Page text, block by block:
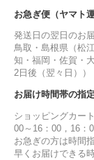
お急ぎ便（ヤマト運
発送日の翌日のお
鳥取・島根県（松
知・福岡・佐賀・
2日後（翌々日））
お届け時間帯の指
ショッピングカー
00～16：00，16：
お急ぎの方は時間
早くお届けできる